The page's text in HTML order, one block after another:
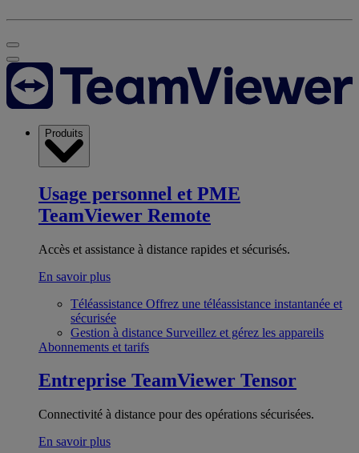
Produits
Usage personnel et PME
TeamViewer Remote
Accès et assistance à distance rapides et sécurisés.
En savoir plus
Téléassistance Offrez une téléassistance instantanée et
sécurisée
Gestion à distance Surveillez et gérez les appareils
Abonnements et tarifs
Entreprise TeamViewer Tensor
Connectivité à distance pour des opérations sécurisées.
En savoir plus